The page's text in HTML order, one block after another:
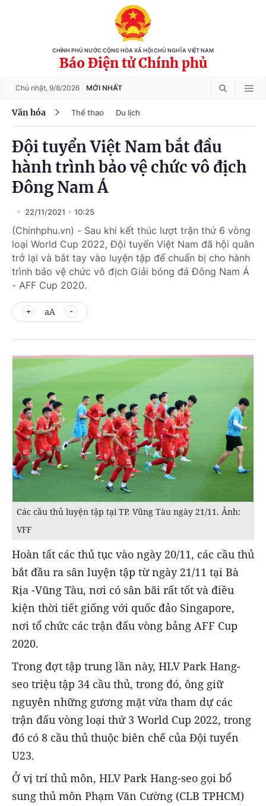
CHÍNH PHỦ NƯỚC CỘNG HÒA XÃ HỘI CHỦ NGHĨA VIỆT NAM
Báo Điện tử Chính phủ
Chủ nhật, 9/8/2026 MỚI NHẤT
Văn hóa Thể thao Du lịch
Đội tuyển Việt Nam bắt đầu
hành trình bảo vệ chức vô địch
Đông Nam Á
22/11/2021 10:25
(Chinhphu.vn) - Sau khi kết thúc lượt trận thứ 6 vòng
loại World Cup 2022, Đội tuyển Việt Nam đã hội quân
trở lại và bắt tay vào luyện tập để chuẩn bị cho hành
trình bảo vệ chức vô địch Giải bóng đá Đông Nam Á
- AFF Cup 2020.
aA
Các cầu thủ luyện tập tại TP. Vũng Tàu ngày 21/11. Ảnh:
VFF
Hoàn tất các thủ tục vào ngày 20/11, các cầu thủ
bắt đầu ra sân luyện tập từ ngày 21/11 tại Bà
Rịa -Vũng Tàu, nơi có sân bãi rất tốt và điều
kiện thời tiết giống với quốc đảo Singapore,
nơi tổ chức các trận đấu vòng bảng AFF Cup
2020.
Trong đợt tập trung lần này, HLV Park Hang-
seo triệu tập 34 cầu thủ, trong đó, ông giữ
nguyên những gương mặt vừa tham dự các
trận đấu vòng loại thứ 3 World Cup 2022, trong
đó có 8 cầu thủ thuộc biên chế của Đội tuyển
U23.
Ở vị trí thủ môn, HLV Park Hang-seo gọi bổ
sung thủ môn Phạm Văn Cường (CLB TPHCM)